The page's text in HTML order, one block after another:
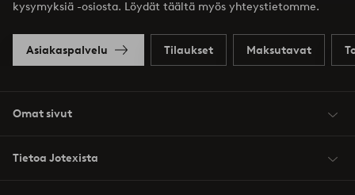
kysymyksiä -osiosta. Löydät täältä myös yhteystietomme.
Asiakaspalvelu Tilaukset Maksutavat
Omat sivut
Tietoa Jotexista